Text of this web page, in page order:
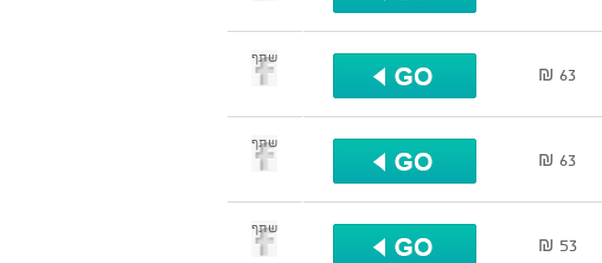
63 ₪
שתף
63 ₪
שתף
53 ₪
שתף